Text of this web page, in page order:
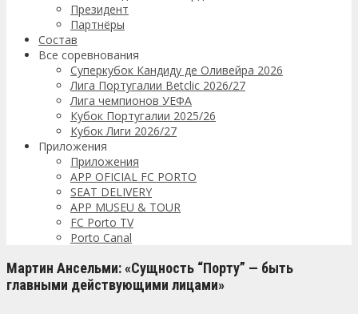
Президент
Партнёры
Состав
Все соревнования
Суперкубок Кандиду де Оливейра 2026
Лига Португалии Betclic 2026/27
Лига чемпионов УЕФА
Кубок Португалии 2025/26
Кубок Лиги 2026/27
Приложения
Приложения
APP OFICIAL FC PORTO
SEAT DELIVERY
APP MUSEU & TOUR
FC Porto TV
Porto Canal
Мартин Ансельми: «Сущность “Порту” — быть
главными действующими лицами»